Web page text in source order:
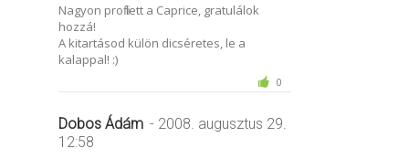
Nagyon profi lett a Caprice, gratulálok
hozzá!
A kitartásod külön dicséretes, le a
kalappal! :)
0
Dobos Ádám - 2008. augusztus 29.
12:58